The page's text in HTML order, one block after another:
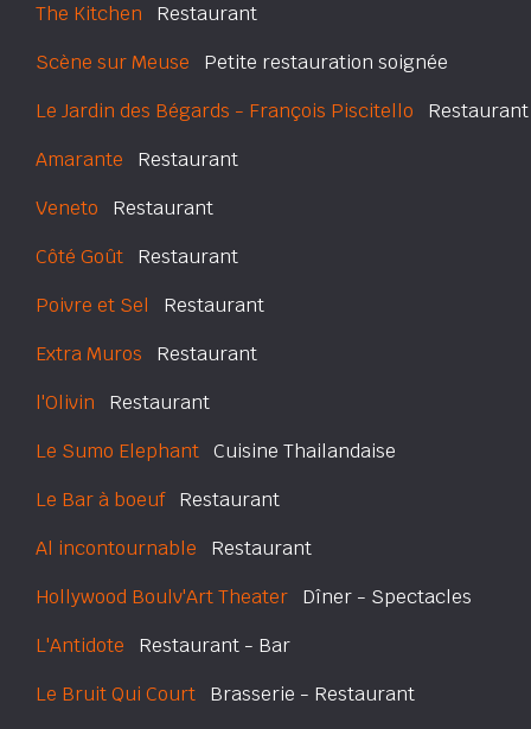
The Kitchen Restaurant
Scène sur Meuse Petite restauration soignée
Le Jardin des Bégards - François Piscitello Restaurant
Amarante Restaurant
Veneto Restaurant
Côté Goût Restaurant
Poivre et Sel Restaurant
Extra Muros Restaurant
l'Olivin Restaurant
Le Sumo Elephant Cuisine Thailandaise
Le Bar à boeufRestaurant
Al incontournable Restaurant
Hollywood Boulv'Art Theater Dîner - Spectacles
L'Antidote Restaurant - Bar
Le Bruit Qui Court Brasserie - Restaurant